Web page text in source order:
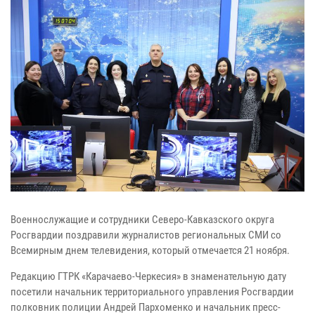
Военнослужащие и сотрудники Северо-Кавказского округа
Росгвардии поздравили журналистов региональных СМИ со
Всемирным днем телевидения, который отмечается 21 ноября.
Редакцию ГТРК «Карачаево-Черкесия» в знаменательную дату
посетили начальник территориального управления Росгвардии
полковник полиции Андрей Пархоменко и начальник пресс-